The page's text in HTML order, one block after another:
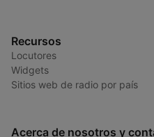
Recursos
Locutores
Widgets
Sitios web de radio por país
Acerca de nosotros y